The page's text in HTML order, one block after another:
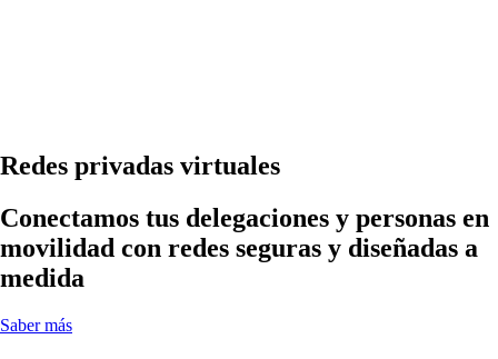
Redes privadas virtuales
Conectamos tus delegaciones y personas en
movilidad con redes seguras y diseñadas a
medida
Saber más